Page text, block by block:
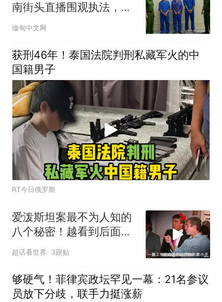
南街头直播围观执法，观
众变"陪审团"
缅甸中文网
获刑46年！泰国法院判刑私藏军火的中
国籍男子
RT今日俄罗斯
爱泼斯坦案最不为人知的
八个秘密！越看到后面越
头皮发麻！
超话看世界 3跟贴
够硬气！菲律宾政坛罕见一幕：21名参议
员放下分歧，联手力挺涨薪